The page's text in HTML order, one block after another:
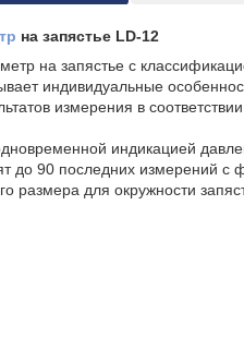
на запястье LD-12
на запястье с
индивидуальные
измерения в
индикацией
до 90 последних измерений с
размера для окружности